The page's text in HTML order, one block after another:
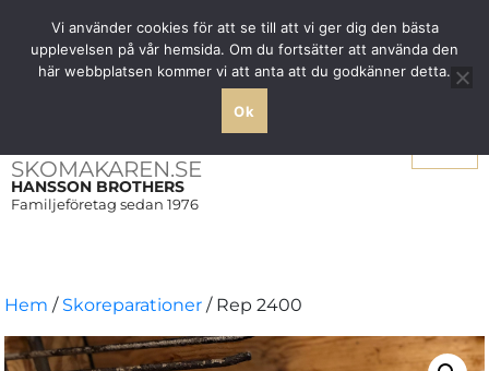
Fri frakt över 1000 SEK inom Sverige
SKOMAKAREN.SE
HANSSON BROTHERS
Familjeföretag sedan 1976
Hem / Skoreparationer / Rep 2400
Vi använder cookies för att se till att vi ger dig den bästa
upplevelsen på vår hemsida. Om du fortsätter att använda den
här webbplatsen kommer vi att anta att du godkänner detta.
Ok